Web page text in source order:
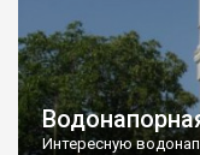
Интересную